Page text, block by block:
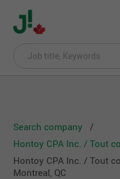
Search company
Hontoy CPA Inc. / Tout
Hontoy CPA Inc. / Tout
Montreal, QC